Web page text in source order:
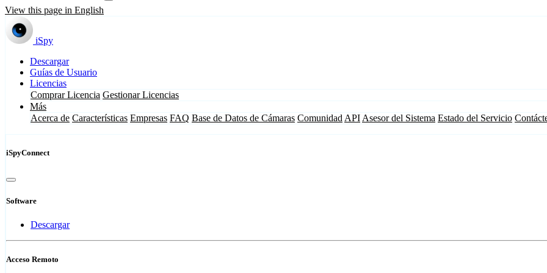
View this page in English
iSpy
Descargar
Guías de Usuario
Licencias
Comprar Licencia Gestionar Licencias
Más
Acerca de Características Empresas FAQ Base de Datos de Cámaras Comunidad API Asesor del Sistema Estado del Servicio
iSpyConnect
Software
Descargar
Acceso Remoto